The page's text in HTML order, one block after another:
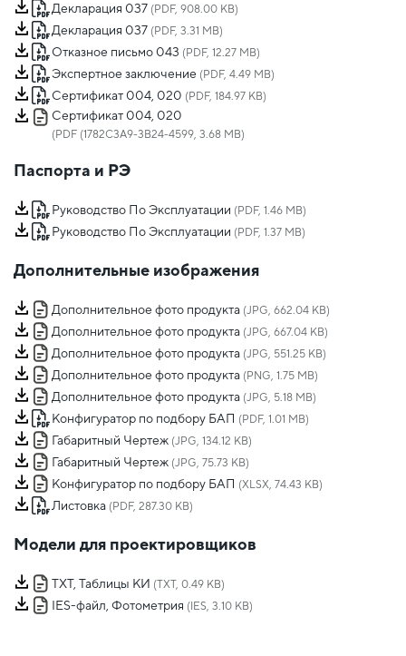
Декларация 037 (PDF, 908.00 KB)
Декларация 037 (PDF, 3.31 MB)
Отказное письмо 043 (PDF, 12.27 MB)
Экспертное заключение (PDF, 4.49 MB)
Сертификат 004, 020 (PDF, 184.97 KB)
Сертификат 004, 020
(PDF (1782C3A9-3B24-4599, 3.68 MB)
Паспорта и РЭ
Руководство По Эксплуатации (PDF, 1.46 MB)
Руководство По Эксплуатации (PDF, 1.37 MB)
Дополнительные изображения
Дополнительное фото продукта (JPG, 662.04 KB)
Дополнительное фото продукта (JPG, 667.04 KB)
Дополнительное фото продукта (JPG, 551.25 KB)
Дополнительное фото продукта (PNG, 1.75 MB)
Дополнительное фото продукта (JPG, 5.18 MB)
Конфигуратор по подбору БАП (PDF, 1.01 MB)
Габаритный Чертеж (JPG, 134.12 KB)
Габаритный Чертеж (JPG, 75.73 KB)
Конфигуратор по подбору БАП (XLSX, 74.43 KB)
Листовка (PDF, 287.30 KB)
Модели для проектировщиков
TXT, Таблицы КИ (TXT, 0.49 KB)
IES-файл, Фотометрия (IES, 3.10 KB)